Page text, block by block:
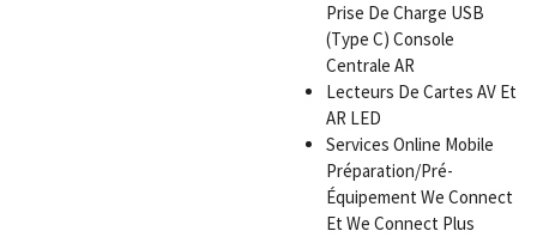
Prise De Charge USB
(Type C) Console
Centrale AR
Lecteurs De Cartes AV Et
AR LED
Services Online Mobile
Préparation/Pré-
Équipement We Connect
Et We Connect Plus